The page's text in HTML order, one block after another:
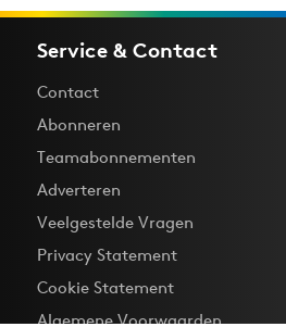
Service & Contact
Contact
Abonneren
Teamabonnementen
Adverteren
Veelgestelde Vragen
Privacy Statement
Cookie Statement
Algemene Voorwaarden